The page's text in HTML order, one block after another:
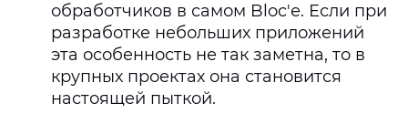
обработчиков в самом Bloc'е. Если при
разработке небольших приложений
эта особенность не так заметна, то в
крупных проектах она становится
настоящей пыткой.